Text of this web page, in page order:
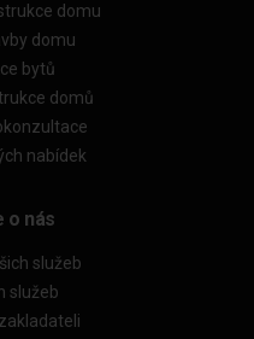
domu
domu
bytů
domů
nabídek
o nás
služeb
služeb